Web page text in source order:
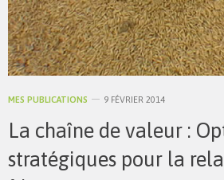
MES PUBLICATIONS 9 FÉVRIER 2014
La chaîne de valeur :
stratégiques pour la